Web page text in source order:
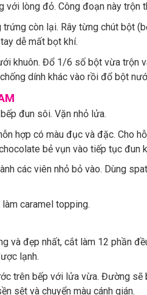
với lòng đỏ. Công đoạn này trộn
còn lại. Rây từng chút bột
dễ mất bọt khí.
khuôn. Đổ 1/6 số bột vừa trộn
dính khác vào rồi đổ bột
đun sôi. Vặn nhỏ lửa.
hợp có màu đục và đặc. Cho
bẻ vụn vào tiếp tục đun
các viên nhỏ bỏ vào. Dùng
caramel topping.
và đẹp nhất, cắt làm 12 phần
lạnh.
trên bếp với lửa vừa. Đường sẽ
sệt và chuyển màu cánh gián.